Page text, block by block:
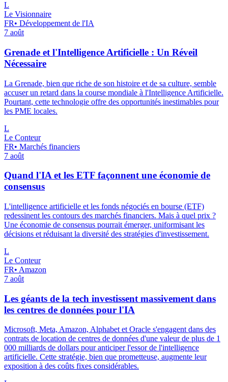
L
Le Visionnaire
FR• Développement de l'IA
7 août
Grenade et l'Intelligence Artificielle : Un Réveil
Nécessaire
La Grenade, bien que riche de son histoire et de sa culture, semble
accuser un retard dans la course mondiale à l'Intelligence Artificielle.
Pourtant, cette technologie offre des opportunités inestimables pour
les PME locales.
L
Le Conteur
FR• Marchés financiers
7 août
Quand l'IA et les ETF façonnent une économie de
consensus
L'intelligence artificielle et les fonds négociés en bourse (ETF)
redessinent les contours des marchés financiers. Mais à quel prix ?
Une économie de consensus pourrait émerger, uniformisant les
décisions et réduisant la diversité des stratégies d'investissement.
L
Le Conteur
FR• Amazon
7 août
Les géants de la tech investissent massivement dans
les centres de données pour l'IA
Microsoft, Meta, Amazon, Alphabet et Oracle s'engagent dans des
contrats de location de centres de données d'une valeur de plus de 1
000 milliards de dollars pour anticiper l'essor de l'intelligence
artificielle. Cette stratégie, bien que prometteuse, augmente leur
exposition à des coûts fixes considérables.